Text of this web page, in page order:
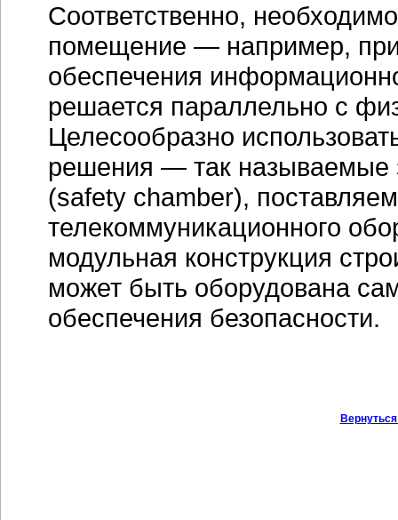
Соответственно,
помещение — например,
обеспечения
решается параллельно с
Целесообразно
решения — так
(safety chamber),
телекоммуникационного
модульная конструкция
может быть оборудована
обеспечения безопасности.